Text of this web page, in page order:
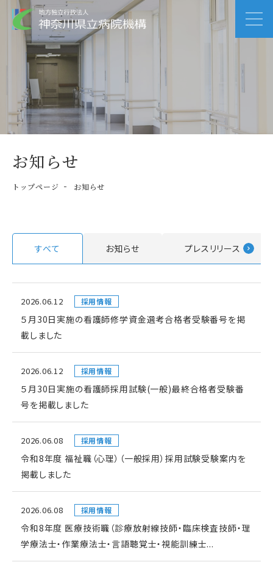
お知らせ
トップページ お知らせ
すべて お知らせ プレスリリース
2026.06.12 採用情報
５月30日実施の看護師修学資金選考合格者受験番号を掲
載しました
2026.06.12 採用情報
５月30日実施の看護師採用試験(一般)最終合格者受験番
号を掲載しました
2026.06.08 採用情報
令和8年度 福祉職（心理）（一般採用）採用試験受験案内を
掲載しました
2026.06.08 採用情報
令和8年度 医療技術職（診療放射線技師・臨床検査技師・理
学療法士・作業療法士・言語聴覚士・視能訓練士...